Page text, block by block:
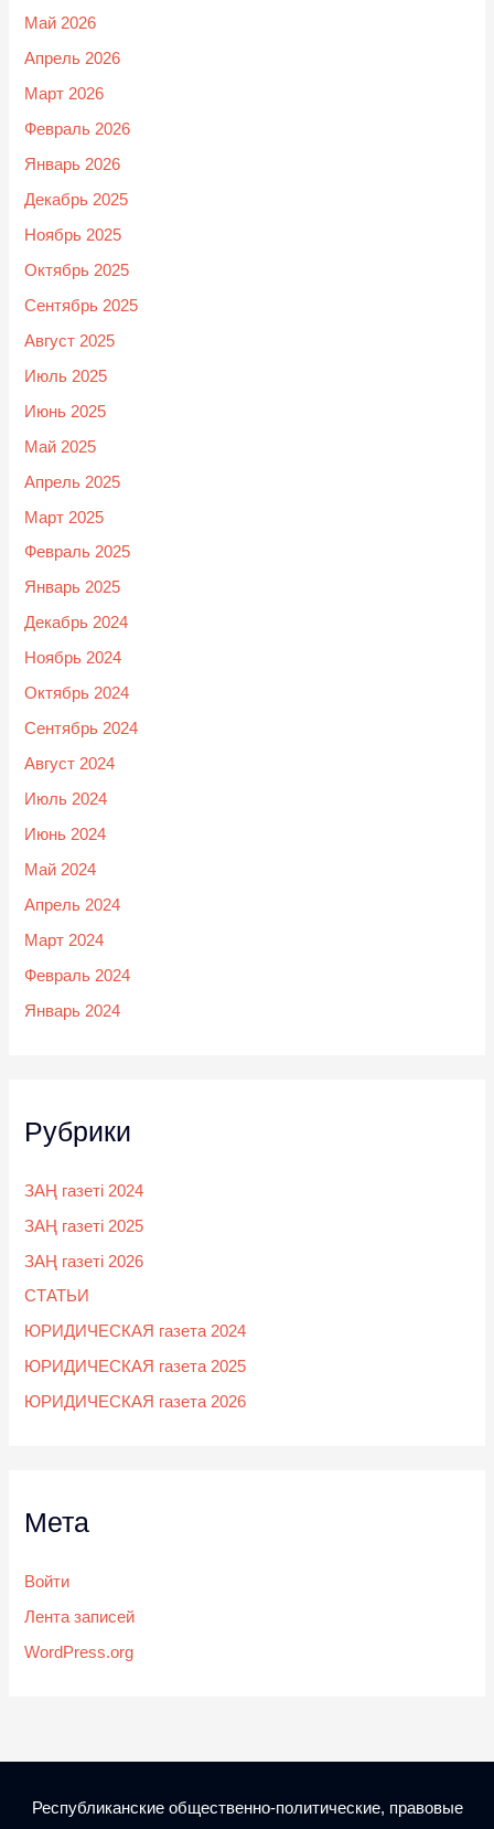
Май 2026
Апрель 2026
Март 2026
Февраль 2026
Январь 2026
Декабрь 2025
Ноябрь 2025
Октябрь 2025
Сентябрь 2025
Август 2025
Июль 2025
Июнь 2025
Май 2025
Апрель 2025
Март 2025
Февраль 2025
Январь 2025
Декабрь 2024
Ноябрь 2024
Октябрь 2024
Сентябрь 2024
Август 2024
Июль 2024
Июнь 2024
Май 2024
Апрель 2024
Март 2024
Февраль 2024
Январь 2024
Рубрики
ЗАҢ газеті 2024
ЗАҢ газеті 2025
ЗАҢ газеті 2026
СТАТЬИ
ЮРИДИЧЕСКАЯ газета 2024
ЮРИДИЧЕСКАЯ газета 2025
ЮРИДИЧЕСКАЯ газета 2026
Мета
Войти
Лента записей
WordPress.org
Республиканские общественно-политические, правовые